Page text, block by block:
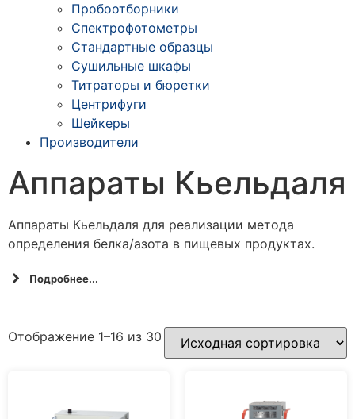
Пробоотборники
Спектрофотометры
Стандартные образцы
Сушильные шкафы
Титраторы и бюретки
Центрифуги
Шейкеры
Производители
Аппараты Кьельдаля
Аппараты Кьельдаля для реализации метода
определения белка/азота в пищевых продуктах.
Подробнее...
Отображение 1–16 из 30